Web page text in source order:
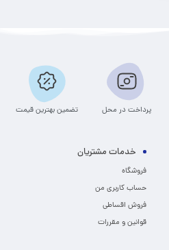
پرداخت در محل تضمین بهترین قیمت
خدمات مشتریان
فروشگاه
حساب کاربری من
فروش اقساطی
قوانین و مقررات